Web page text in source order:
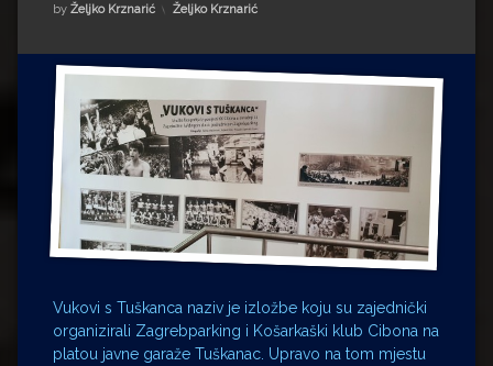
Impressum
Milenko Strižak
Drugi autori
Drugi autori
Matea Andrić
Ljiljana Lekanić-Kljaić
Željko Krznarić
Mario Lovreković
Miroslav Šantek
by Željko Krznarić Kategorije:
Željko Krznarić
Vukovi s Tuškanca naziv je izložbe koju su zajednički
organizirali Zagrebparking i Košarkaški klub Cibona na
platou javne garaže Tuškanac. Upravo na tom mjestu